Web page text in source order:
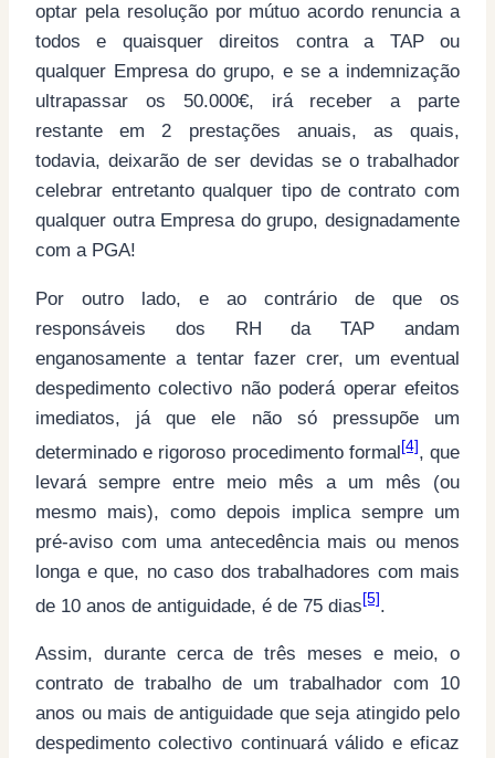
optar pela resolução por mútuo acordo renuncia a
todos e quaisquer direitos contra a TAP ou
qualquer Empresa do grupo, e se a indemnização
ultrapassar os 50.000€, irá receber a parte
restante em 2 prestações anuais, as quais,
todavia, deixarão de ser devidas se o trabalhador
celebrar entretanto qualquer tipo de contrato com
qualquer outra Empresa do grupo, designadamente
com a PGA!
Por outro lado, e ao contrário de que os
responsáveis dos RH da TAP andam
enganosamente a tentar fazer crer, um eventual
despedimento colectivo não poderá operar efeitos
imediatos, já que ele não só pressupõe um
determinado e rigoroso procedimento formal[4], que
levará sempre entre meio mês a um mês (ou
mesmo mais), como depois implica sempre um
pré-aviso com uma antecedência mais ou menos
longa e que, no caso dos trabalhadores com mais
de 10 anos de antiguidade, é de 75 dias[5].
Assim, durante cerca de três meses e meio, o
contrato de trabalho de um trabalhador com 10
anos ou mais de antiguidade que seja atingido pelo
despedimento colectivo continuará válido e eficaz